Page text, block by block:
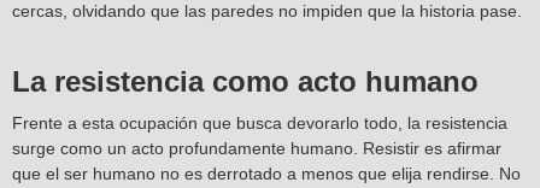
cercas, olvidando que las paredes no impiden que la historia pase.
La resistencia como acto humano
Frente a esta ocupación que busca devorarlo todo, la resistencia
surge como un acto profundamente humano. Resistir es afirmar
que el ser humano no es derrotado a menos que elija rendirse. No